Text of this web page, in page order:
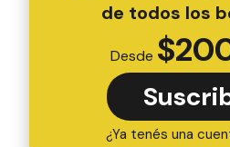
de todos los
Desde $
¿Ya tenés una